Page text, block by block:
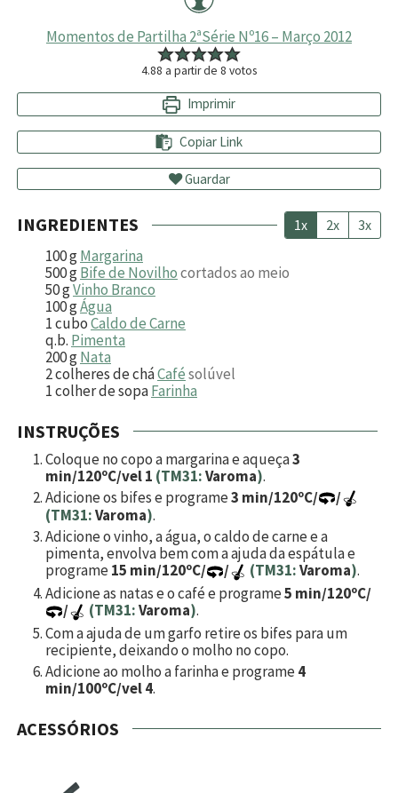
Momentos de Partilha 2ªSérie Nº16 – Março 2012
4.88 a partir de 8 votos
Imprimir
Copiar Link
Guardar
INGREDIENTES 1x 2x 3x
100gMargarina
500gBife de Novilhocortados ao meio
50gVinho Branco
100gÁgua
1cuboCaldo de Carne
q.b. Pimenta
200gNata
2colheres de cháCafésolúvel
1colher de sopaFarinha
INSTRUÇÕES
Coloque no copo a margarina e aqueça3
min/120ºC/vel 1 (TM31:Varoma).
Adicione os bifes e programe3 min/120ºC/
/
(TM31:Varoma).
Adicione o vinho, a água, o caldo de carne e a
pimenta, envolva bem com a ajuda da espátula e
programe15 min/120ºC/ / (TM31:Varoma).
Adicione as natas e o café e programe5 min/120ºC/
/
(TM31:Varoma).
Com a ajuda de um garfo retire os bifes para um
recipiente, deixando o molho no copo.
Adicione ao molho a farinha e programe4
min/100ºC/vel 4.
ACESSÓRIOS